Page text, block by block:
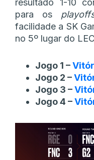
resultado 1-10
para os
facilidade a SK
no 5º lugar do
Jogo 1 –
Jogo 2 –
Jogo 3 –
Jogo 4 –